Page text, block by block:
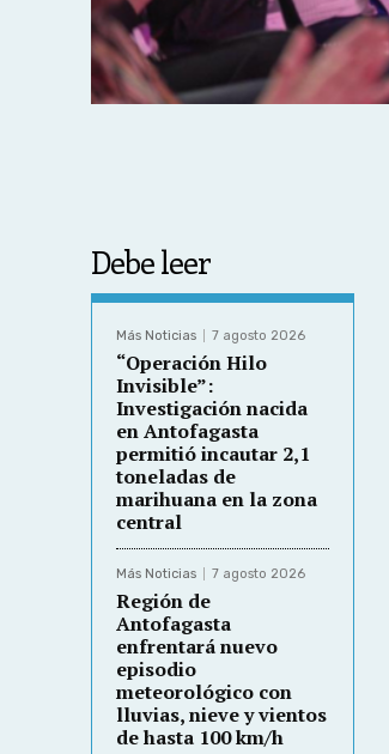
Debe leer
Más Noticias 7 agosto 2026
“Operación Hilo
Invisible”:
Investigación nacida
en Antofagasta
permitió incautar 2,1
toneladas de
marihuana en la zona
central
Más Noticias 7 agosto 2026
Región de
Antofagasta
enfrentará nuevo
episodio
meteorológico con
lluvias, nieve y vientos
de hasta 100 km/h